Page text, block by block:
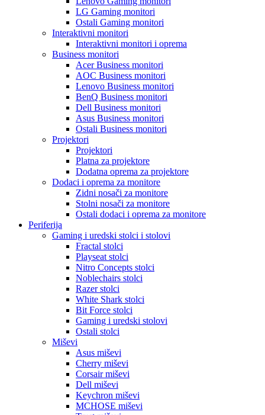
LG Gaming monitori
Ostali Gaming monitori
Interaktivni monitori
Interaktivni monitori i oprema
Business monitori
Acer Business monitori
AOC Business monitori
Lenovo Business monitori
BenQ Business monitori
Dell Business monitori
Asus Business monitori
Ostali Business monitori
Projektori
Projektori
Platna za projektore
Dodatna oprema za projektore
Dodaci i oprema za monitore
Zidni nosači za monitore
Stolni nosači za monitore
Ostali dodaci i oprema za monitore
Periferija
Gaming i uredski stolci i stolovi
Fractal stolci
Playseat stolci
Nitro Concepts stolci
Noblechairs stolci
Razer stolci
White Shark stolci
Bit Force stolci
Gaming i uredski stolovi
Ostali stolci
Miševi
Asus miševi
Cherry miševi
Corsair miševi
Dell miševi
Keychron miševi
MCHOSE miševi